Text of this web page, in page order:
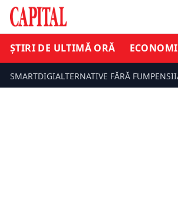
ȘTIRI DE ULTIMĂ ORĂ
SMARTDIGIALTERNATIVE FĂRĂ FUMPENSII